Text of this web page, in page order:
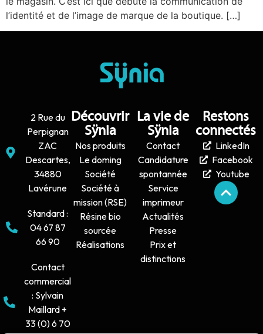
l’identité et de l’image de marque de la boutique. […]
2 Rue du
Perpignan
ZAC
Descartes,
34880
Lavérune
Standard :
04 67 87
66 90
Contact
commercial
: Sylvain
Maillard +
33 (0) 6 70
Découvrir
Sÿnia
Nos produits
Le doming
Société
Société à
mission (RSE)
Résine bio
sourcée
Réalisations
La vie de
Sÿnia
Contact
Candidature
spontannée
Service
imprimeur
Actualités
Presse
Prix et
distinctions
Restons
connectés
LinkedIn
Facebook
Youtube